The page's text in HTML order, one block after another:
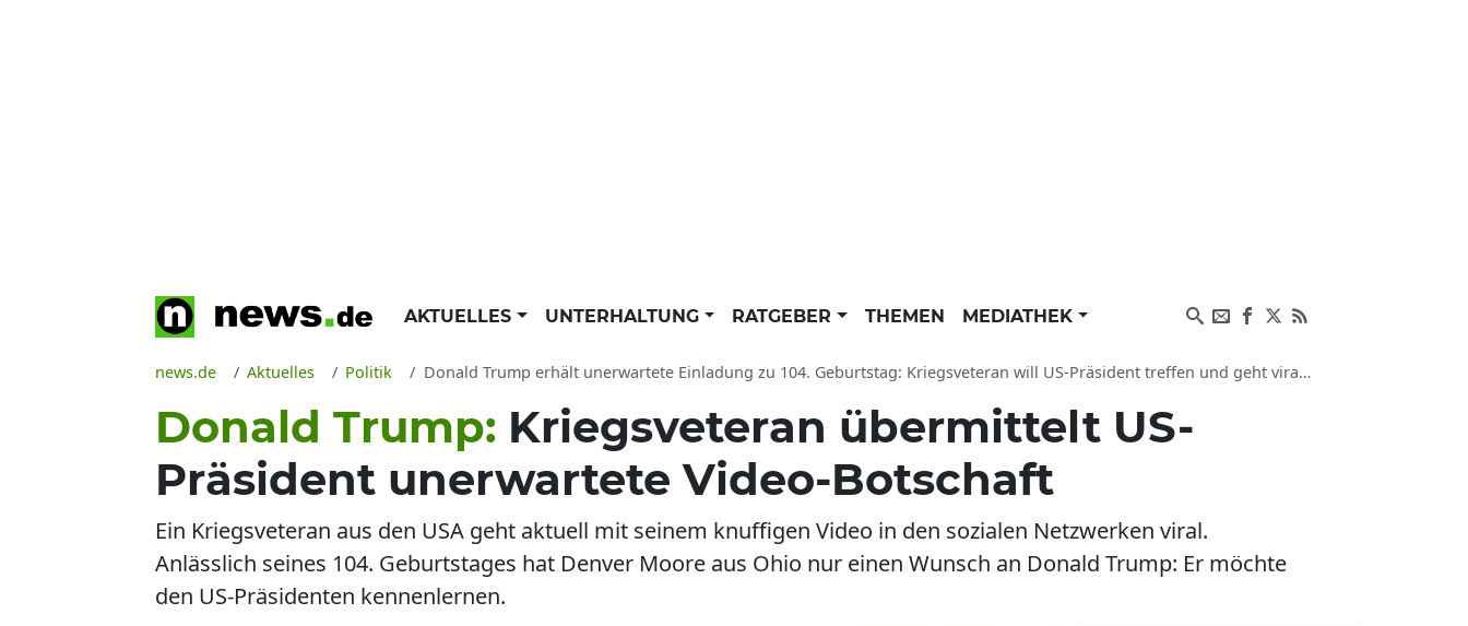
AKTUELLES UNTERHALTUNG RATGEBER THEMEN MEDIATHEK
news.de Aktuelles Politik Donald Trump erhält unerwartete Einladung zu 104. Geburtstag: Kriegsveteran will US-Präsident treffen und geht viral mit Video
Donald Trump: Kriegsveteran übermittelt US-
Präsident unerwartete Video-Botschaft
Ein Kriegsveteran aus den USA geht aktuell mit seinem knuffigen Video in den sozialen Netzwerken viral.
Anlässlich seines 104. Geburtstages hat Denver Moore aus Ohio nur einen Wunsch an Donald Trump: Er möchte
den US-Präsidenten kennenlernen.